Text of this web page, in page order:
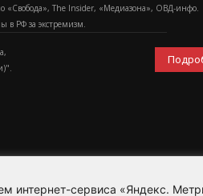
интернет-сервиса «Яндекс.
«Свобода», The Insider, «Медиазона», ОВД-инфо.
в РФ за экстремизм.